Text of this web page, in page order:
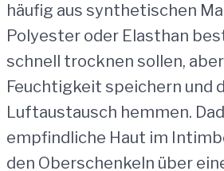
häufig aus synthetischen
Polyester oder Elasthan
schnell trocknen sollen,
Feuchtigkeit speichern und
Luftaustausch hemmen.
empfindliche Haut im
den Oberschenkeln über